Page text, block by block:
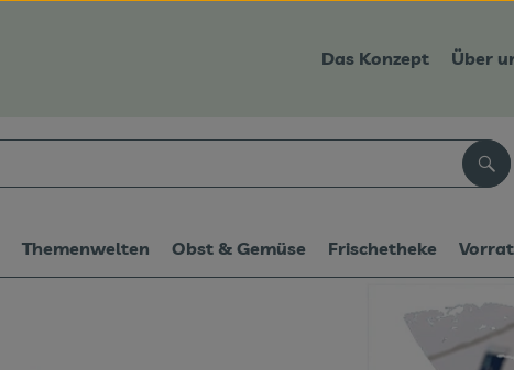
Das Konzept Über
Themenwelten Obst & Gemüse Frischetheke